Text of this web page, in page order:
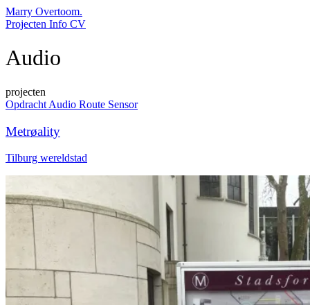
Marry Overtoom.
Projecten Info CV
Audio
projecten
Opdracht Audio Route Sensor
Metrøality
Tilburg wereldstad